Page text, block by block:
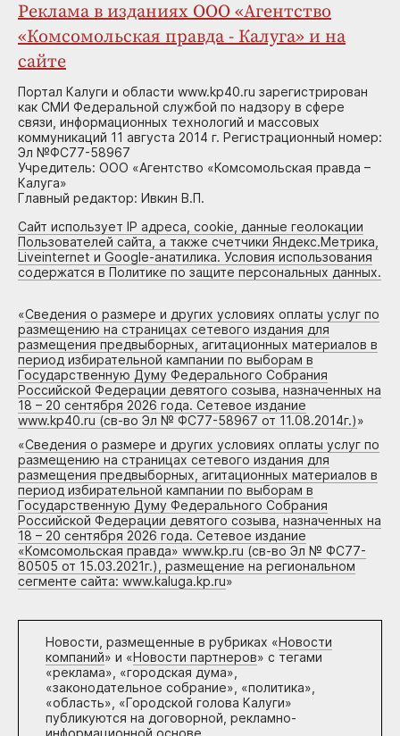
Реклама в изданиях ООО «Агентство
«Комсомольская правда - Калуга» и на
сайте
Портал Калуги и области www.kp40.ru зарегистрирован
как СМИ Федеральной службой по надзору в сфере
связи, информационных технологий и массовых
коммуникаций 11 августа 2014 г. Регистрационный номер:
Эл №ФС77-58967
Учредитель: ООО «Агентство «Комсомольская правда –
Калуга»
Главный редактор: Ивкин В.П.
Сайт использует IP адреса, cookie, данные геолокации
Пользователей сайта, а также счетчики Яндекс.Метрика,
Liveinternet и Google-анатилика. Условия использования
содержатся в Политике по защите персональных данных.
«Сведения о размере и других условиях оплаты услуг по
размещению на страницах сетевого издания для
размещения предвыборных, агитационных материалов в
период избирательной кампании по выборам в
Государственную Думу Федерального Собрания
Российской Федерации девятого созыва, назначенных на
18 – 20 сентября 2026 года. Сетевое издание
www.kp40.ru (св-во Эл № ФС77-58967 от 11.08.2014г.)»
«Сведения о размере и других условиях оплаты услуг по
размещению на страницах сетевого издания для
размещения предвыборных, агитационных материалов в
период избирательной кампании по выборам в
Государственную Думу Федерального Собрания
Российской Федерации девятого созыва, назначенных на
18 – 20 сентября 2026 года. Сетевое издание
«Комсомольская правда» www.kp.ru (св-во Эл № ФС77-
80505 от 15.03.2021г.), размещение на региональном
сегменте сайта: www.kaluga.kp.ru»
Новости, размещенные в рубриках «Новости
компаний» и «Новости партнеров» с тегами
«реклама», «городская дума»,
«законодательное собрание», «политика»,
«область», «Городской голова Калуги»
публикуются на договорной, рекламно-
информационной основе.